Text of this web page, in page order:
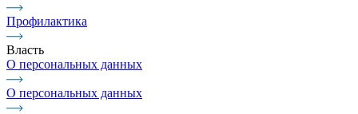
Профилактика
Власть
О персональных данных
О персональных данных